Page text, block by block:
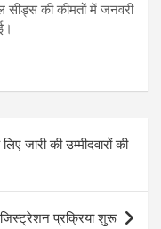
की कीमतों में जनवरी
जारी की उम्मीदवारों की
प्रक्रिया शुरू